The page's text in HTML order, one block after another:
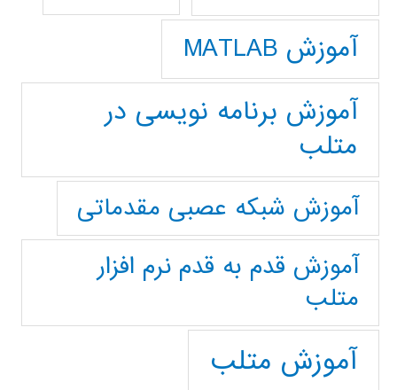
آموزش MATLAB
آموزش برنامه نویسی در
متلب
آموزش شبکه عصبی مقدماتی
آموزش قدم به قدم نرم افزار
متلب
آموزش متلب